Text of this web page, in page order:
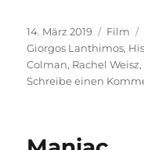
Veröffentlicht
am
14. März 2019 Film
Giorgos Lanthimos,
Colman, Rachel Weisz,
Schreibe einen